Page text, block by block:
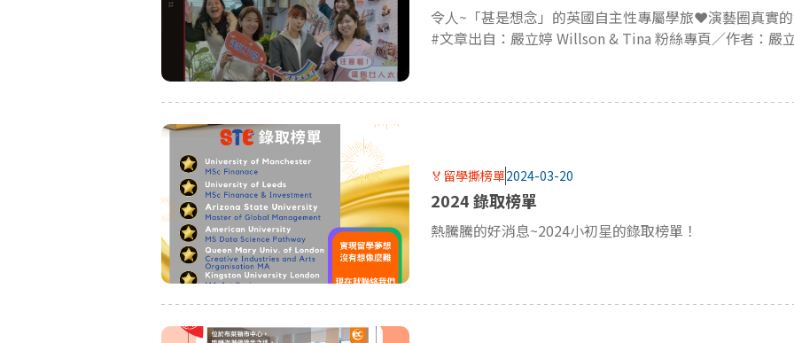
#文章出自：嚴立婷 Willson & Tina 粉絲專頁／作者：嚴
🏅留學撕榜單2024-03-20
2024 錄取榜單
熱騰騰的好消息~2024小初星的錄取榜單！